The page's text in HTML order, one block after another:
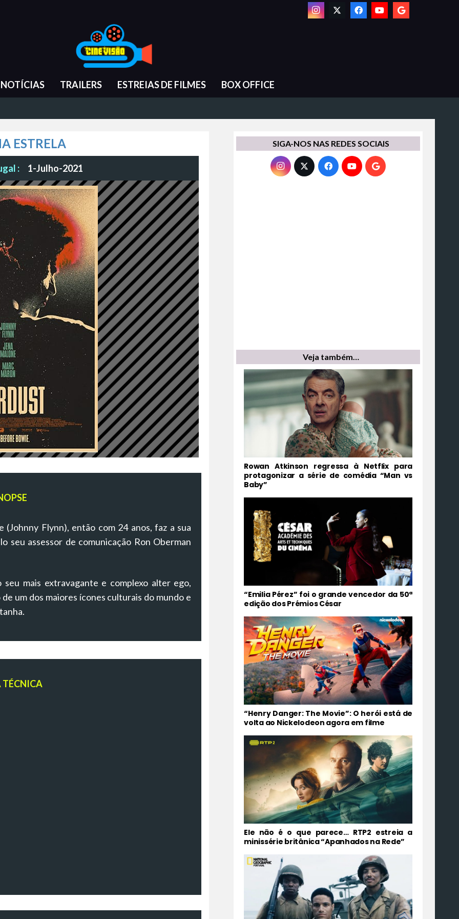
NOTÍCIAS TRAILERS ESTREIAS DE FILMES BOX OFFICE
ESTRELA
: 1-Julho-2021
Flynn), então com 24 anos, faz a sua
seu assessor de comunicação Ron Oberman
mais extravagante e complexo alter ego,
um dos maiores ícones culturais do mundo e
TÉCNICA
SIGA-NOS NAS REDES SOCIAIS
Veja também…
Rowan Atkinson regressa à Netflix para
protagonizar a série de comédia “Man vs
Baby”
“Emilia Pérez” foi o grande vencedor da 50ª
edição dos Prémios César
“Henry Danger: The Movie”: O herói está de
volta ao Nickelodeon agora em filme
Ele não é o que parece… RTP2 estreia a
minissérie britânica “Apanhados na Rede”